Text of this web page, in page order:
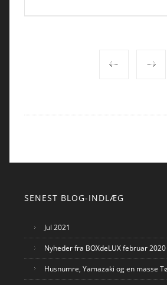
SENEST BLOG-INDLÆG
Jul 2021
Nyheder fra BOXdeLUX februar 2020
Husnumre, Yamazaki og en masse